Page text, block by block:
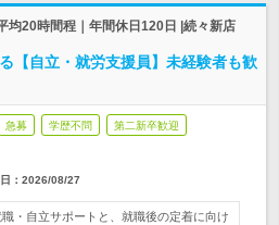
均20時間程｜年間休日120日 |続々新店
【自立・就労支援員】未経験者も歓
急募 学歴不問 第二新卒歓迎
： 2026/08/27
・自立サポートと、就職後の定着に向け